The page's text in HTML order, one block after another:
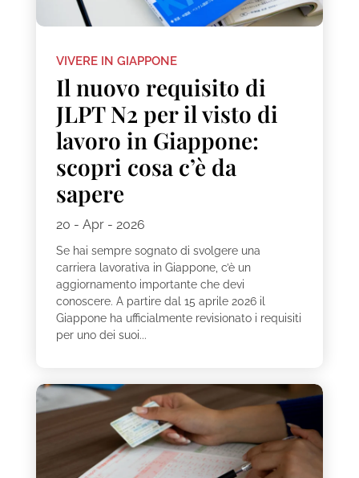
VIVERE IN GIAPPONE
Il nuovo requisito di
JLPT N2 per il visto di
lavoro in Giappone:
scopri cosa c’è da
sapere
20 - Apr - 2026
Se hai sempre sognato di svolgere una
carriera lavorativa in Giappone, c’è un
aggiornamento importante che devi
conoscere. A partire dal 15 aprile 2026 il
Giappone ha ufficialmente revisionato i requisiti
per uno dei suoi...